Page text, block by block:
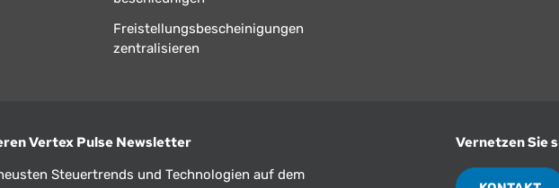
Freistellungsbescheinigungen
zentralisieren
Vertex Pulse Newsletter
Steuertrends und Technologien auf dem
Vernetzen Sie